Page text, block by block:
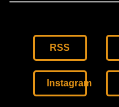
RSS
Instagram